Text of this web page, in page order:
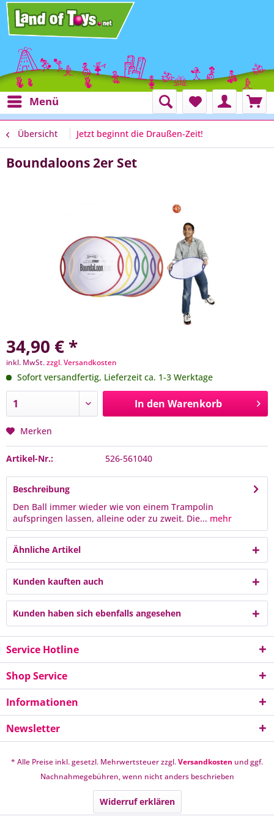
Menü
Übersicht Jetzt beginnt die Draußen-Zeit!
Boundaloons 2er Set
34,90 € *
inkl. MwSt.zzgl. Versandkosten
Sofort versandfertig, Lieferzeit ca. 1-3 Werktage
In den Warenkorb
Merken
Artikel-Nr.: 526-561040
Beschreibung
Den Ball immer wieder wie von einem Trampolin
aufspringen lassen, alleine oder zu zweit. Die... mehr
Ähnliche Artikel
Kunden kauften auch
Kunden haben sich ebenfalls angesehen
Service Hotline
Shop Service
Informationen
Newsletter
* Alle Preise inkl. gesetzl. Mehrwertsteuer zzgl.Versandkosten und ggf.
Nachnahmegebühren, wenn nicht anders beschrieben
Widerruf erklären